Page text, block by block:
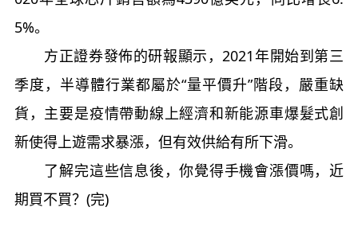
5%。
方正證券發佈的研報顯示，2021年開始到第三
季度，半導體行業都屬於“量平價升”階段，嚴重缺
貨，主要是疫情帶動線上經濟和新能源車爆髮式創
新使得上遊需求暴漲，但有效供給有所下滑。
了解完這些信息後，你覺得手機會漲價嗎，近
期買不買？(完)